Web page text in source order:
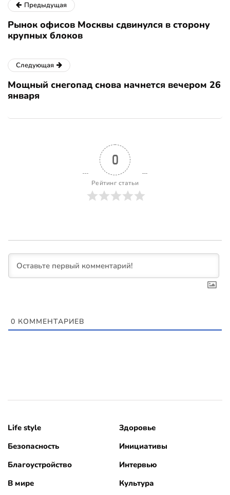
Предыдущая
Рынок офисов Москвы сдвинулся в сторону
крупных блоков
Следующая
Мощный снегопад снова начнется вечером 26
января
0
Рейтинг статьи
0 КОММЕНТАРИЕВ
Life style
Безопасность
Благоустройство
В мире
Здоровье
Инициативы
Интервью
Культура